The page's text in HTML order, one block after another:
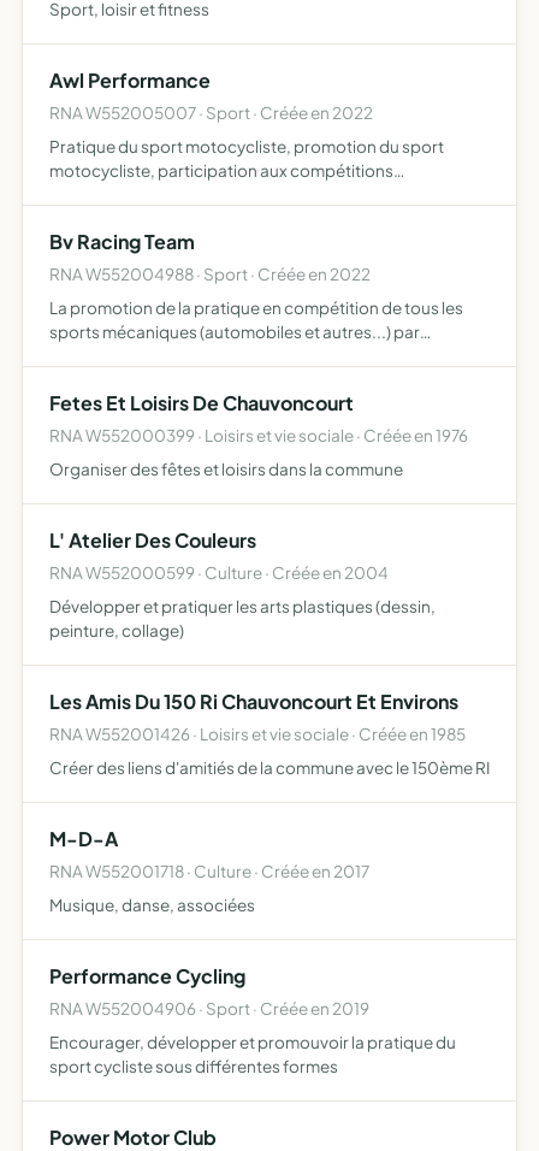
Sport, loisir et fitness
Awl Performance
RNA W552005007 · Sport · Créée en 2022
Pratique du sport motocycliste, promotion du sport
motocycliste, participation aux compétitions
Bv Racing Team
RNA W552004988 · Sport · Créée en 2022
La promotion de la pratique en compétition de tous les
sports mécaniques (automobiles et autres...) par
financièrement e…
Fetes Et Loisirs De Chauvoncourt
RNA W552000399 · Loisirs et vie sociale · Créée en 1976
Organiser des fêtes et loisirs dans la commune
L' Atelier Des Couleurs
RNA W552000599 · Culture · Créée en 2004
Développer et pratiquer les arts plastiques (dessin,
peinture, collage)
Les Amis Du 150 Ri Chauvoncourt Et Environs
RNA W552001426 · Loisirs et vie sociale · Créée en 1985
Créer des liens d'amitiés de la commune avec le 150ème RI
M-D-A
RNA W552001718 · Culture · Créée en 2017
Musique, danse, associées
Performance Cycling
RNA W552004906 · Sport · Créée en 2019
Encourager, développer et promouvoir la pratique du
sport cycliste sous différentes formes
Power Motor Club